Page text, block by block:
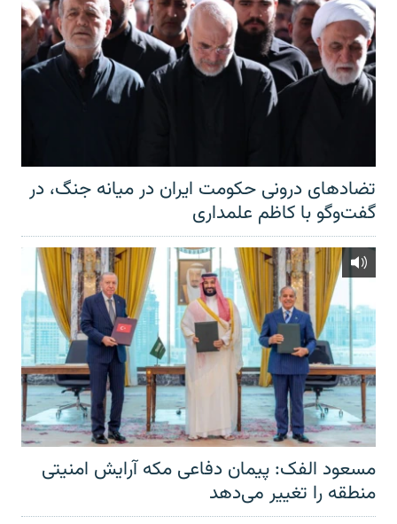
تضادهای درونی حکومت ایران در میانه جنگ، در
گفت‌‌وگو با کاظم علمداری
مسعود الفک: پیمان دفاعی مکه آرایش امنیتی
منطقه را تغییر می‌دهد